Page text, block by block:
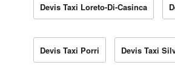
Devis Taxi Loreto-Di-Casinca
Devis Taxi Porri Devis Taxi